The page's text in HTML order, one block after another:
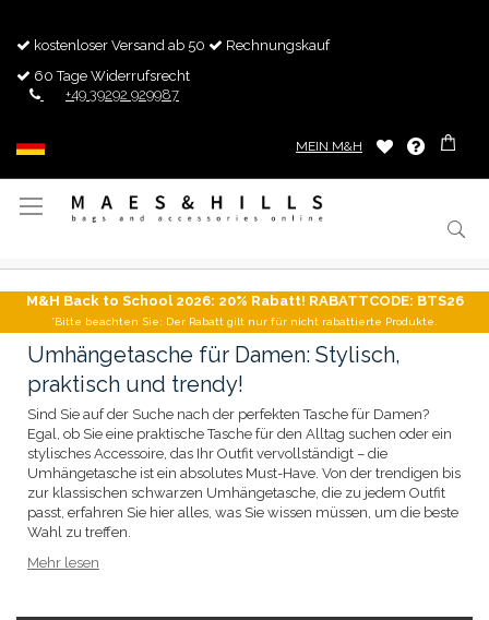
kostenloser Versand ab 50
Rechnungskauf
60 Tage Widerrufsrecht
+49 39292 929987
MEIN M&H
Navigation
umschalten
M&H Back to School 2026: 20% Rabatt! RABATTCODE: BTS26
*Bitte beachten Sie: Der Rabatt gilt nur für nicht rabattierte Produkte.
Umhängetasche für Damen: Stylisch,
praktisch und trendy!
Sind Sie auf der Suche nach der perfekten Tasche für Damen?
Egal, ob Sie eine praktische Tasche für den Alltag suchen oder ein
stylisches Accessoire, das Ihr Outfit vervollständigt – die
Umhängetasche ist ein absolutes Must-Have. Von der trendigen bis
zur klassischen schwarzen Umhängetasche, die zu jedem Outfit
passt, erfahren Sie hier alles, was Sie wissen müssen, um die beste
Wahl zu treffen.
Mehr lesen